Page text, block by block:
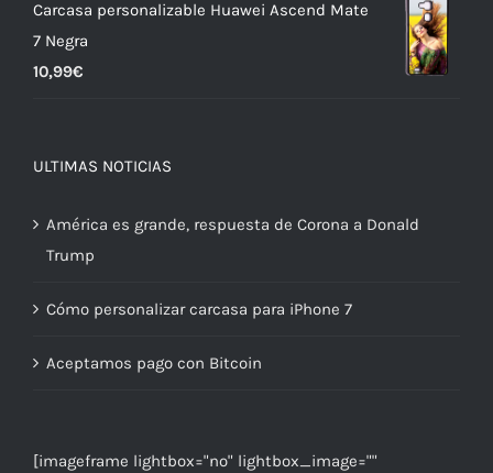
Carcasa personalizable Huawei Ascend Mate
7 Negra
10,99€
ULTIMAS NOTICIAS
América es grande, respuesta de Corona a Donald
Trump
Cómo personalizar carcasa para iPhone 7
Aceptamos pago con Bitcoin
[imageframe lightbox="no" lightbox_image=""